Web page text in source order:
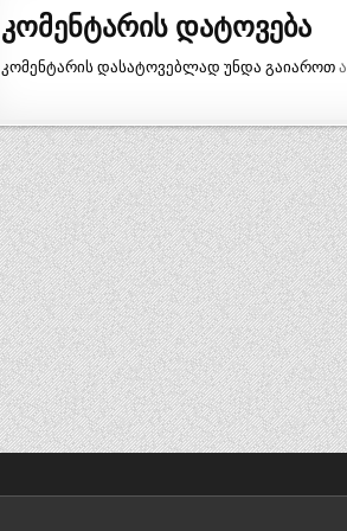
კომენტარის დატოვება
კომენტარის დასატოვებლად უნდა გაიაროთ